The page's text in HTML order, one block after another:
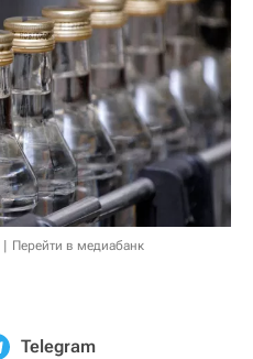
Перейти в медиабанк
Telegram